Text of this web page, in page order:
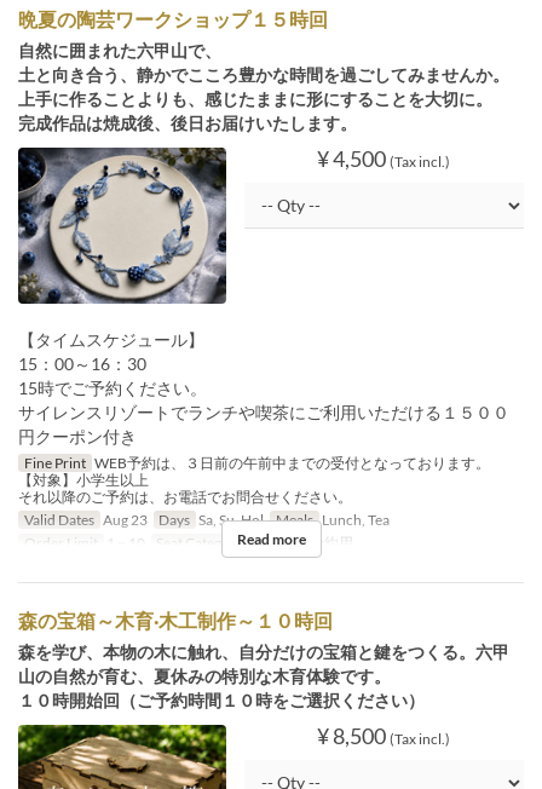
晩夏の陶芸ワークショップ１５時回
自然に囲まれた六甲山で、
土と向き合う、静かでこころ豊かな時間を過ごしてみませんか。
上手に作ることよりも、感じたままに形にすることを大切に。
完成作品は焼成後、後日お届けいたします。
¥ 4,500 (Tax incl.)
【タイムスケジュール】
15：00～16：30
15時でご予約ください。
サイレンスリゾートでランチや喫茶にご利用いただける１５００
円クーポン付き
Fine Print WEB予約は、３日前の午前中までの受付となっております。
【対象】小学生以上
それ以降のご予約は、お電話でお問合せください。
Valid Dates Aug 23 Days Sa, Su, Hol Meals Lunch, Tea
Order Limit
1 ~ 10 Seat Category イベント予約用
Read more
森の宝箱～木育·木工制作～１０時回
森を学び、本物の木に触れ、自分だけの宝箱と鍵をつくる。六甲
山の自然が育む、夏休みの特別な木育体験です。
１０時開始回（ご予約時間１０時をご選択ください）
¥ 8,500 (Tax incl.)